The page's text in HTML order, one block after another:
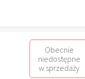
Obecnie
niedostępne
w sprzedaży